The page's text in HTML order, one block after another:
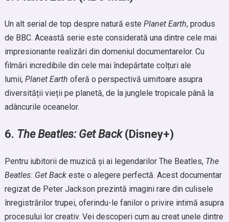
Un alt serial de top despre natură este Planet Earth, produs
de BBC. Această serie este considerată una dintre cele mai
impresionante realizări din domeniul documentarelor. Cu
filmări incredibile din cele mai îndepărtate colțuri ale
lumii, Planet Earth oferă o perspectivă uimitoare asupra
diversității vieții pe planetă, de la junglele tropicale până la
adâncurile oceanelor.
6. The Beatles: Get Back(Disney+)
Pentru iubitorii de muzică și ai legendarilor The Beatles, The
Beatles: Get Backeste o alegere perfectă. Acest documentar
regizat de Peter Jackson prezintă imagini rare din culisele
înregistrărilor trupei, oferindu-le fanilor o privire intimă asupra
procesului lor creativ. Vei descoperi cum au creat unele dintre